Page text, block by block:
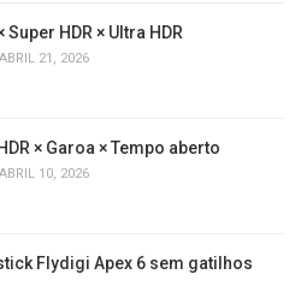
Super HDR × Ultra HDR
21, 2026
× Garoa × Tempo aberto
10, 2026
Flydigi Apex 6 sem gatilhos